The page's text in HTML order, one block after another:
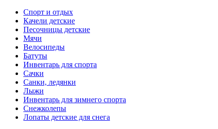
Спорт и отдых
Качели детские
Песочницы детские
Мячи
Велосипеды
Батуты
Инвентарь для спорта
Сачки
Санки, ледянки
Лыжи
Инвентарь для зимнего спорта
Снежколепы
Лопаты детские для снега